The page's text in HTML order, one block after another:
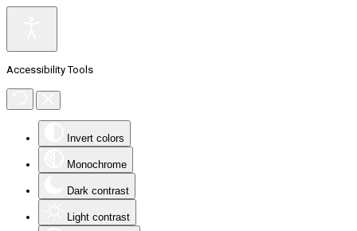
Accessibility Tools
Invert colors
Monochrome
Dark contrast
Light contrast